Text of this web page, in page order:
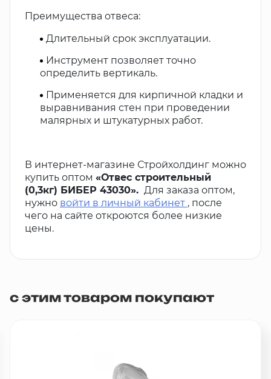
Преимущества отвеса:
Длительный срок эксплуатации.
Инструмент позволяет точно
определить вертикаль.
Применяется для кирпичной кладки и
выравнивания стен при проведении
малярных и штукатурных работ.
В интернет-магазине Стройхолдинг можно
купить оптом «Отвес строительный
(0,3кг) БИБЕР 43030». Для заказа оптом,
нужно войти в личный кабинет , после
чего на сайте откроются более низкие
цены.
с этим товаром покупают